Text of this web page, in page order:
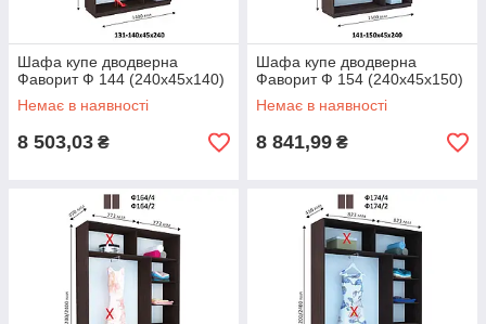
Шафа купе дводверна
Фаворит Ф 144 (240х45х140)
Немає в наявності
8 503,03 ₴
Шафа купе дводверна
Фаворит Ф 154 (240х45х150)
Немає в наявності
8 841,99 ₴